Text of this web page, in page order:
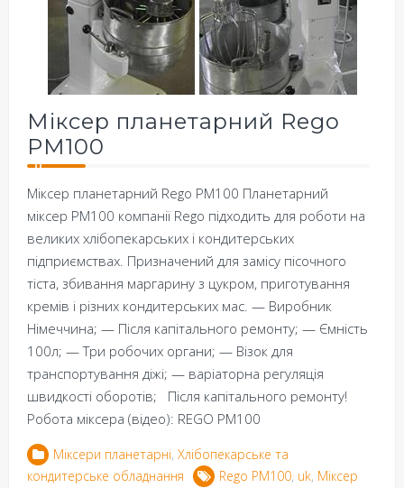
Міксер планетарний Rego
PM100
Міксер планетарний Rego PM100 Планетарний
міксер PM100 компанії Rego підходить для роботи на
великих хлібопекарських і кондитерських
підприємствах. Призначений для замісу пісочного
тіста, збивання маргарину з цукром, приготування
кремів і різних кондитерських мас. — Виробник
Німеччина; — Після капітального ремонту; — Ємність
100л; — Три робочих органи; — Візок для
транспортування діжі; — варіаторна регуляція
швидкості оборотів; Після капітального ремонту!
Робота міксера (відео): REGO PM100
Міксери планетарні, Хлібопекарське та
кондитерське обладнання
Rego PM100, uk, Міксер